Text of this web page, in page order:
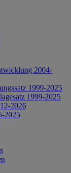
2004-
1999-2025
1999-2025
2026
2025